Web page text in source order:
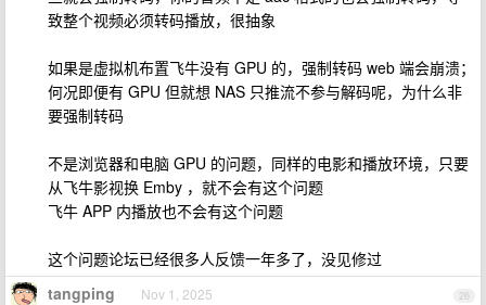
致整个视频必须转码播放，很抽象
如果是虚拟机布置飞牛没有 GPU 的，强制转码 web 端会崩溃；
何况即便有 GPU 但就想 NAS 只推流不参与解码呢，为什么非
要强制转码
不是浏览器和电脑 GPU 的问题，同样的电影和播放环境，只要
从飞牛影视换 Emby ，就不会有这个问题
飞牛 APP 内播放也不会有这个问题
这个问题论坛已经很多人反馈一年多了，没见修过
26
tangping Nov 1, 2025